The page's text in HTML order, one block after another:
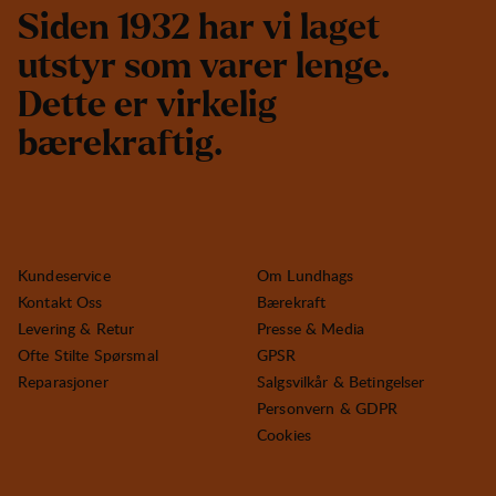
Siden 1932 har vi laget
utstyr som varer lenge.
Dette er virkelig
bærekraftig.
Kundeservice
Kontakt Oss
Levering & Retur
Ofte Stilte Spørsmal
Reparasjoner
Om Lundhags
Bærekraft
Presse & Media
GPSR
Salgsvilkår & Betingelser
Personvern & GDPR
Cookies